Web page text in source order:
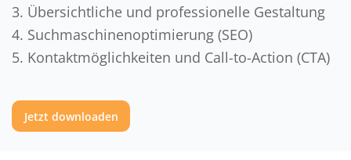
Übersichtliche und professionelle Gestaltung
Suchmaschinenoptimierung (SEO)
Kontaktmöglichkeiten und Call-to-Action (CTA)
Jetzt downloaden